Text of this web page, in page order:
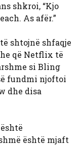
shkroi, “Kjo
As afër.”
shtojnë shfaqje
që Netflix të
si Bling
fundmi njoftoi
dhe disa
është mjaft